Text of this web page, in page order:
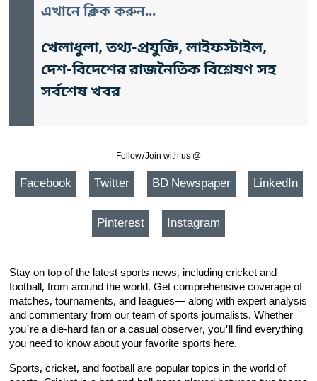
এখানে ক্লিক করুন...
খেলাধুলা, তথ্য-প্রযুক্তি, লাইফস্টাইল,
দেশ-বিদেশের রাজনৈতিক বিশ্লেষণ সহ
সর্বশেষ খবর
Follow/Join with us @
Facebook Twitter BD Newspaper LinkedIn
Pinterest Instagram
Stay on top of the latest sports news, including cricket and
football, from around the world. Get comprehensive coverage of
matches, tournaments, and leagues— along with expert analysis
and commentary from our team of sports journalists. Whether
you're a die-hard fan or a casual observer, you'll find everything
you need to know about your favorite sports here.
Sports, cricket, and football are popular topics in the world of